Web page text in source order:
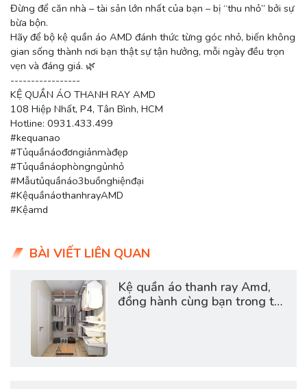
Đừng để căn nhà – tài sản lớn nhất của bạn – bị “thu nhỏ” bởi sự
bừa bộn.
Hãy để bộ kệ quần áo AMD đánh thức từng góc nhỏ, biến không
gian sống thành nơi bạn thật sự tận hưởng, mỗi ngày đều trọn
vẹn và đáng giá. 🌿
-----------------
KỆ QUẦN ÁO THANH RAY AMD
108 Hiệp Nhất, P4, Tân Bình, HCM
Hotline: 0931.433.499
#kequanao
#Tủquầnáođơngiảnmàđẹp
#Tủquầnáophòngngủnhỏ
#Mẫutủquầnáo3buồnghiệnđại
#KệquầnáothanhrayAMD
#Kệamd
BÀI VIẾT LIÊN QUAN
Kệ quần áo thanh ray Amd,
đồng hành cùng bạn trong tất